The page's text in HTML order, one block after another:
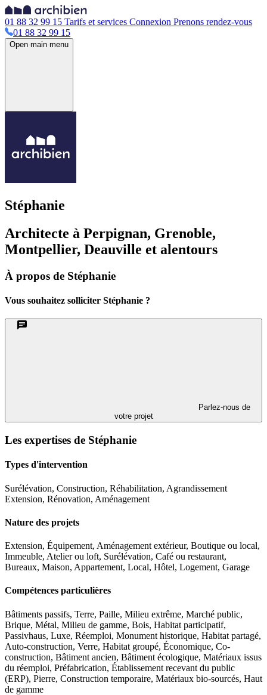
01 88 32 99 15 Tarifs et services Connexion Prenons rendez-vous
01 88 32 99 15
Open main menu
Stéphanie
Architecte à Perpignan, Grenoble,
Montpellier, Deauville et alentours
À propos de Stéphanie
Vous souhaitez solliciter Stéphanie ?
Parlez-nous de
votre projet
Les expertises de Stéphanie
Types d'intervention
Surélévation, Construction, Réhabilitation, Agrandissement
Extension, Rénovation, Aménagement
Nature des projets
Extension, Équipement, Aménagement extérieur, Boutique ou local,
Immeuble, Atelier ou loft, Surélévation, Café ou restaurant,
Bureaux, Maison, Appartement, Local, Hôtel, Logement, Garage
Compétences particulières
Bâtiments passifs, Terre, Paille, Milieu extrême, Marché public,
Brique, Métal, Milieu de gamme, Bois, Habitat participatif,
Passivhaus, Luxe, Réemploi, Monument historique, Habitat partagé,
Auto-construction, Verre, Habitat groupé, Économique, Co-
construction, Bâtiment ancien, Bâtiment écologique, Matériaux issus
du réemploi, Préfabrication, Établissement recevant du public
(ERP), Pierre, Construction temporaire, Matériaux bio-sourcés, Haut
de gamme